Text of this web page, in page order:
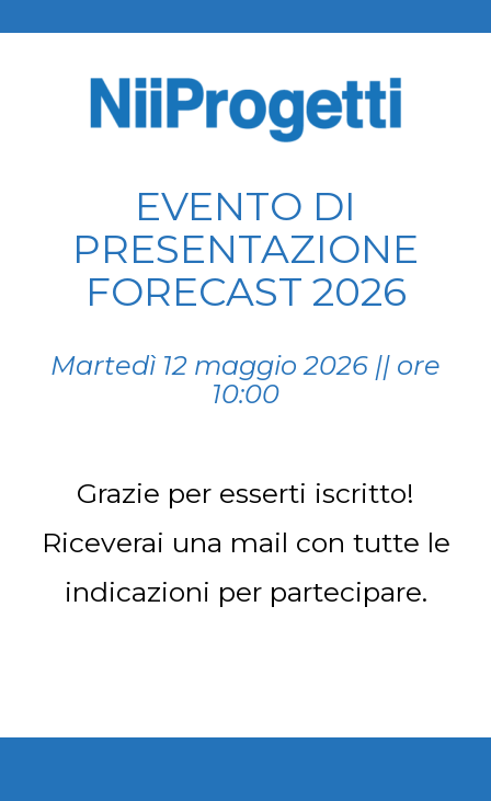
EVENTO DI
PRESENTAZIONE
FORECAST 2026
Martedì 12 maggio 2026 || ore
10:00
Grazie per esserti iscritto!
Riceverai una mail con tutte le
indicazioni per partecipare.